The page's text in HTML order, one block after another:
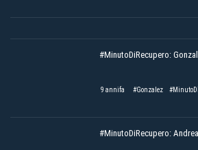
#MinutoDiRecupero:
9 annifa #Gonzalez
#MinutoDiRecupero: